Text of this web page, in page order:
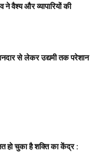
वैश्य और व्यापारियों की
से लेकर उद्यमी तक परेशान
हो चुका है शक्ति का केंद्र :